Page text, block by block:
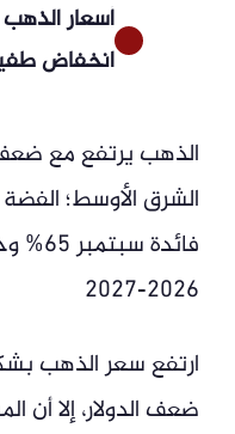
انخفاض
الذهب يرتفع مع ضعف
2026-2027
ارتفع سعر الذهب
ضعف الدولار، إلا أن